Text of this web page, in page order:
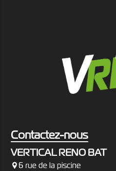
Contactez-nous
VERTICAL RENO BAT
6 rue de la piscine